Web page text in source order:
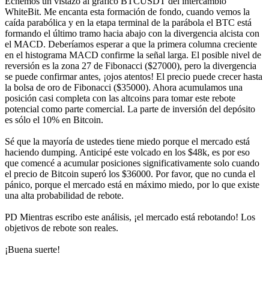
WhiteBit. Me encanta esta formación de fondo, cuando vemos la
caída parabólica y en la etapa terminal de la parábola el BTC está
formando el último tramo hacia abajo con la divergencia alcista con
el MACD. Deberíamos esperar a que la primera columna creciente
en el histograma MACD confirme la señal larga. El posible nivel de
reversión es la zona 27 de Fibonacci ($27000), pero la divergencia
se puede confirmar antes, ¡ojos atentos! El precio puede crecer hasta
la bolsa de oro de Fibonacci ($35000). Ahora acumulamos una
posición casi completa con las altcoins para tomar este rebote
potencial como parte comercial. La parte de inversión del depósito
es sólo el 10% en Bitcoin.
Sé que la mayoría de ustedes tiene miedo porque el mercado está
haciendo dumping. Anticipé este volcado en los $48k, es por eso
que comencé a acumular posiciones significativamente solo cuando
el precio de Bitcoin superó los $36000. Por favor, que no cunda el
pánico, porque el mercado está en máximo miedo, por lo que existe
una alta probabilidad de rebote.
PD Mientras escribo este análisis, ¡el mercado está rebotando! Los
objetivos de rebote son reales.
¡Buena suerte!